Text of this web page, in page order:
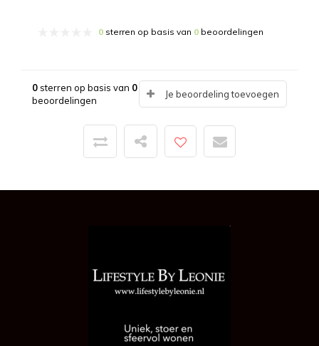
0 sterren op basis van 0 beoordelingen
0sterren op basis van 0
beoordelingen
Je beoordeling toevoegen